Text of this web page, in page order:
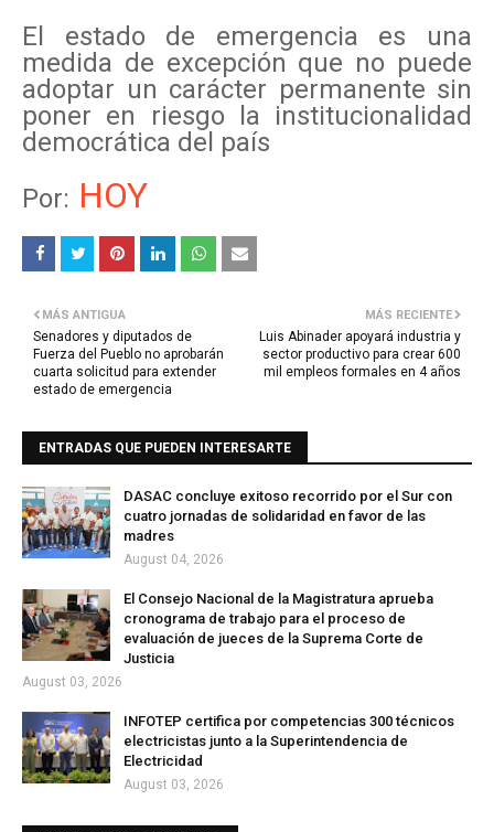
El estado de emergencia es una
medida de excepción que no puede
adoptar un carácter permanente sin
poner en riesgo la institucionalidad
democrática del país
Por: HOY
MÁS RECIENTE
Luis Abinader apoyará industria y
sector productivo para crear 600
mil empleos formales en 4 años
MÁS ANTIGUA
Senadores y diputados de
Fuerza del Pueblo no aprobarán
cuarta solicitud para extender
estado de emergencia
ENTRADAS QUE PUEDEN INTERESARTE
DASAC concluye exitoso recorrido por el Sur con
cuatro jornadas de solidaridad en favor de las
madres
August 04, 2026
El Consejo Nacional de la Magistratura aprueba
cronograma de trabajo para el proceso de
evaluación de jueces de la Suprema Corte de
Justicia
August 03, 2026
INFOTEP certifica por competencias 300 técnicos
electricistas junto a la Superintendencia de
Electricidad
August 03, 2026